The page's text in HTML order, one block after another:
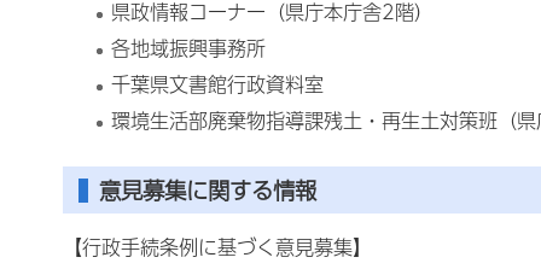
県政情報コーナー（県庁本庁舎2階）
各地域振興事務所
千葉県文書館行政資料室
環境生活部廃棄物指導課残土・再生土対策班（県
意見募集に関する情報
【行政手続条例に基づく意見募集】